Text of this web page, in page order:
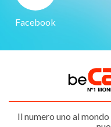
Facebook
Il numero uno al